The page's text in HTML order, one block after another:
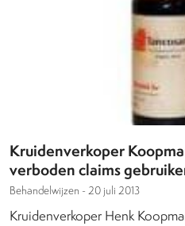
Kruidenverkoper
verboden claims
Behandelwijzen - 20 juli 2013
Kruidenverkoper Henk